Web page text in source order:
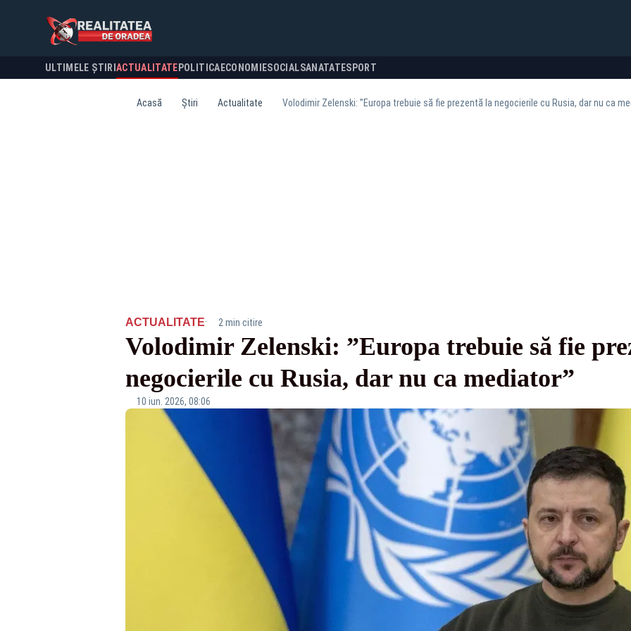
ULTIMELE ȘTIRI ACTUALITATE POLITICA ECONOMIESOCIALSANATATESPORT
Acasă Știri Actualitate Volodimir Zelenski: ”Europa trebuie să fie prezentă la negocierile cu Rusia, dar nu ca
ACTUALITATE· 2 min citire
Volodimir Zelenski: ”Europa trebuie să fie
negocierile cu Rusia, dar nu ca mediator”
10 iun. 2026, 08:06